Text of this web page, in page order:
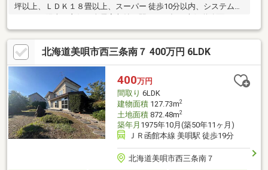
坪以上、ＬＤＫ１８畳以上、スーパー 徒歩10分以内、システムキ
閑静な住宅地、総合病院 徒歩10分以内、前道６ｍ以上、角地、和
室、整形地、庭１０坪以上、シャワー付洗面化粧台、２階建、複
層ガラス、温水洗浄便座、浴室に窓、緑豊かな住宅地、都市近
郊、通風良好、南西向き、全居室６畳以上、平坦地、周辺交通量
少なめ、整備された歩道
北海道美唄市西三条南７ 400万円 6LDK
400万円
間取り 6LDK
建物面積127.73m2
土地面積872.48m2
築年月 1975年10月(築50年11ヶ月)
ＪＲ函館本線 美唄駅 徒歩19分
北海道美唄市西三条南７